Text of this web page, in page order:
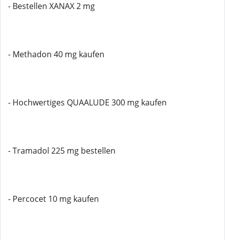
- Bestellen XANAX 2 mg
- Methadon 40 mg kaufen
- Hochwertiges QUAALUDE 300 mg kaufen
- Tramadol 225 mg bestellen
- Percocet 10 mg kaufen